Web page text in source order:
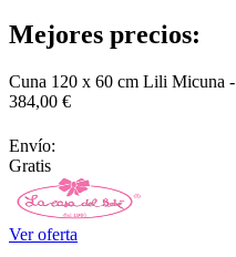
Mejores precios:
Cuna 120 x 60 cm Lili Micuna -
384,00 €
Envío:
Gratis
Ver oferta